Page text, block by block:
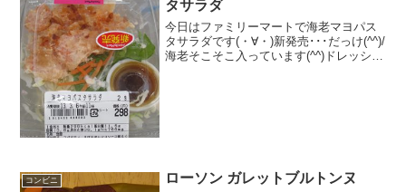
タサラダ
今日はファミリーマートで海老マヨパス
タサラダです(・∀・)新発売･･･だっけ(^^)/
海老そこそこ入っています(^^)ドレッシン
コンビニ ローソン ガレットブルトンヌ